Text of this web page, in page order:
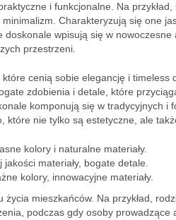
i funkcjonalne. Na
Charakteryzują się one
wpisują się w
przestrzeni.
cenią sobie elegancję i timeless
zdobienia i detale, które
komponują się w tradycyjnych i
nie tylko są estetyczne, ale
kolory i naturalne materiały.
materiały, bogate detale.
kolory, innowacyjne materiały.
mieszkańców. Na przykład,
podczas gdy osoby prowadzące